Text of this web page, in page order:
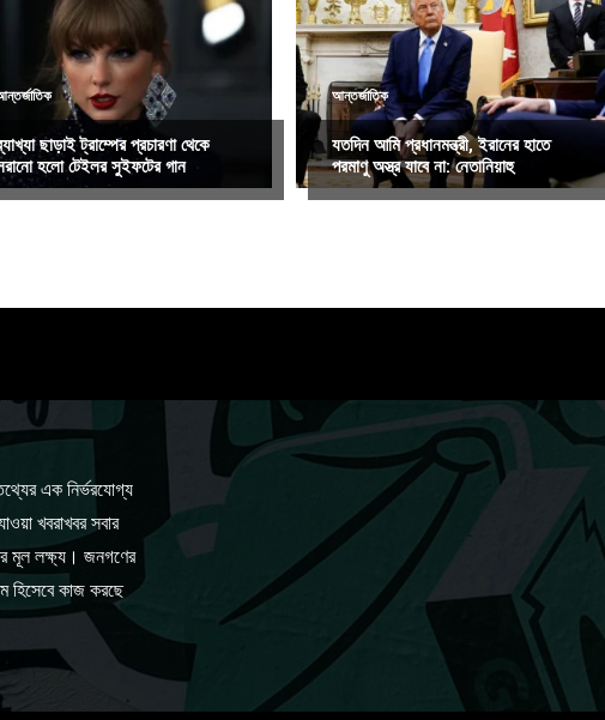
ছাড়াই ট্রাম্পের প্রচারণা থেকে
হলো টেইলর সুইফটের গান
আন্তর্জাতিক
যতদিন আমি প্রধানমন্ত্রী, ইরানের হাতে
পরমাণু অস্ত্র যাবে না: নেতানিয়াহু
এক নির্ভরযোগ্য
খবরাখবর সবার
মূল লক্ষ্য। জনগণের
হিসেবে কাজ করছে